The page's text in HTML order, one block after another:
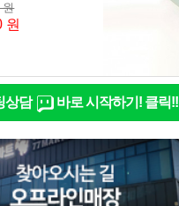
원
원
상담 바로 시작하기! 클릭!!